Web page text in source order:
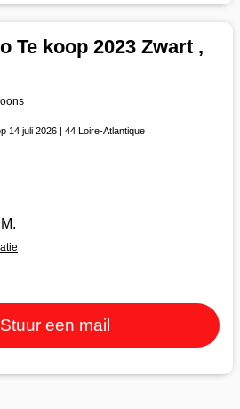
Te koop 2023 Zwart ,
14 juli 2026 | 44 Loire-Atlantique
Stuur een mail